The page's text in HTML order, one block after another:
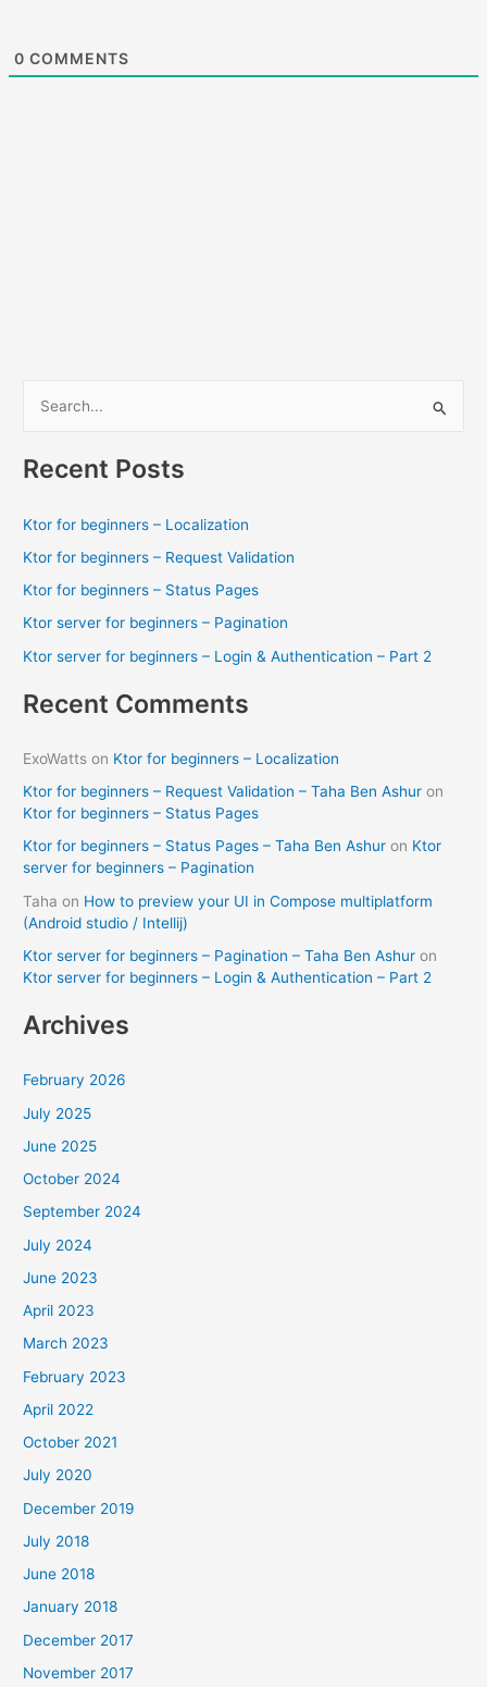
0 COMMENTS
r
o
r
:
Recent Posts
Ktor for beginners – Localization
Ktor for beginners – Request Validation
Ktor for beginners – Status Pages
Ktor server for beginners – Pagination
Ktor server for beginners – Login & Authentication – Part 2
Recent Comments
ExoWatts on Ktor for beginners – Localization
Ktor for beginners – Request Validation – Taha Ben Ashur on
Ktor for beginners – Status Pages
Ktor for beginners – Status Pages – Taha Ben Ashur on Ktor
server for beginners – Pagination
Taha on How to preview your UI in Compose multiplatform
(Android studio / Intellij)
Ktor server for beginners – Pagination – Taha Ben Ashur on
Ktor server for beginners – Login & Authentication – Part 2
Archives
February 2026
July 2025
June 2025
October 2024
September 2024
July 2024
June 2023
April 2023
March 2023
February 2023
April 2022
October 2021
July 2020
December 2019
July 2018
June 2018
January 2018
December 2017
November 2017